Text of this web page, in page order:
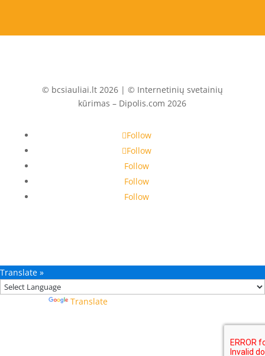
© bcsiauliai.lt 2026 | © Internetinių svetainių
kūrimas – Dipolis.com 2026
Follow
Follow
Follow
Follow
Follow
Translate »
Translate